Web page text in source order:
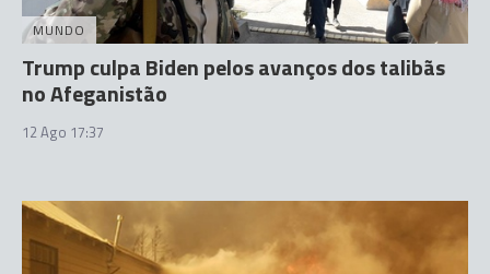
MUNDO
Trump culpa Biden pelos avanços dos talibãs
no Afeganistão
12 Ago 17:37